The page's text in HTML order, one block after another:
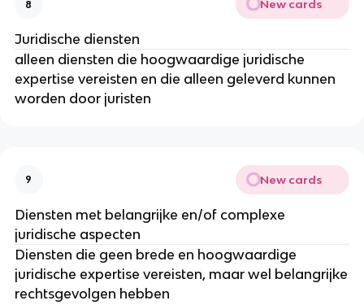
8 New cards
Juridische diensten
alleen diensten die hoogwaardige juridische
expertise vereisten en die alleen geleverd kunnen
worden door juristen
9 New cards
Diensten met belangrijke en/of complexe
juridische aspecten
Diensten die geen brede en hoogwaardige
juridische expertise vereisten, maar wel belangrijke
rechtsgevolgen hebben